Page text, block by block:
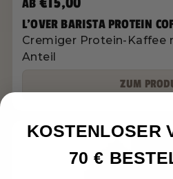
AB
L'OVER BARISTA PROTEIN
Cremiger Protein-Kaffee
Anteil
ZUM
KOSTENLOSER
70 €